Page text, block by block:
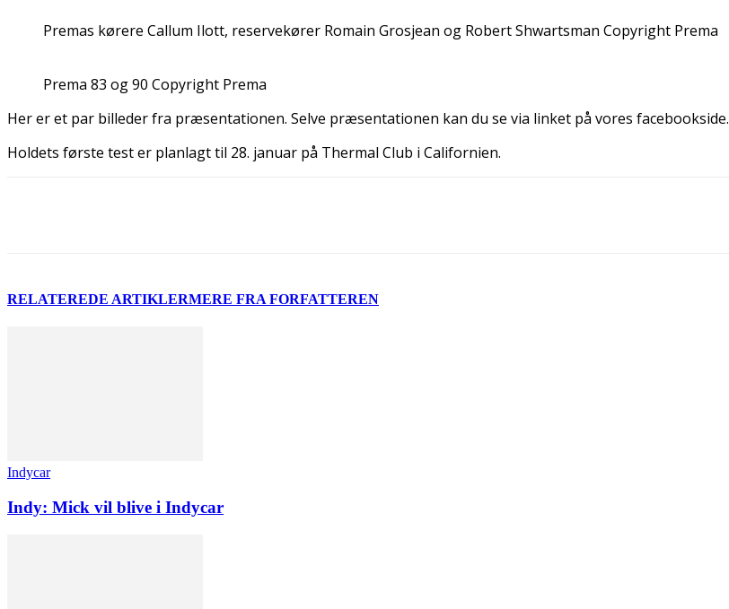
Premas kørere Callum Ilott, reservekører Romain Grosjean og Robert Shwartsman Copyright Prema
Prema 83 og 90 Copyright Prema
Her er et par billeder fra præsentationen. Selve præsentationen kan du se via linket på vores facebookside.
Holdets første test er planlagt til 28. januar på Thermal Club i Californien.
RELATEREDE ARTIKLERMERE FRA FORFATTEREN
Indycar
Indy: Mick vil blive i Indycar